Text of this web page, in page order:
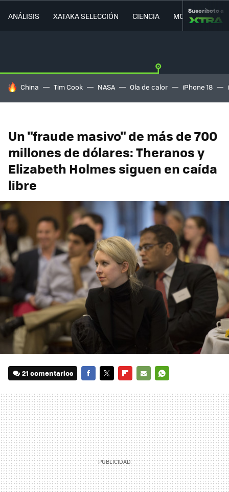
ANÁLISIS XATAKA SELECCIÓN CIENCIA MOVILIDAD
Suscríbete a
HOY SE HABLA DE
China Tim Cook NASA Ola de calor iPhone 18
Un "fraude masivo" de más de 700
millones de dólares: Theranos y
Elizabeth Holmes siguen en caída
libre
21 comentarios
MAIL